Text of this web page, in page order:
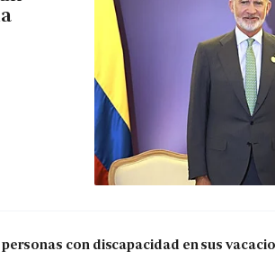
con discapacidad en sus